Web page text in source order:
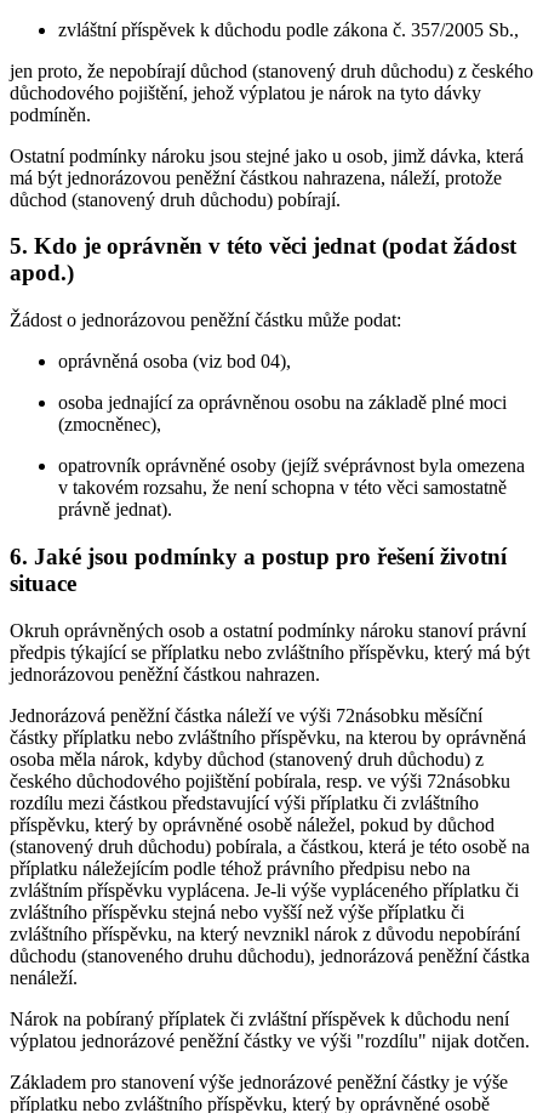
zvláštní příspěvek k důchodu podle zákona č. 357/2005 Sb.,
jen proto, že nepobírají důchod (stanovený druh důchodu) z českého
důchodového pojištění, jehož výplatou je nárok na tyto dávky
podmíněn.
Ostatní podmínky nároku jsou stejné jako u osob, jimž dávka, která
má být jednorázovou peněžní částkou nahrazena, náleží, protože
důchod (stanovený druh důchodu) pobírají.
5. Kdo je oprávněn v této věci jednat (podat žádost
apod.)
Žádost o jednorázovou peněžní částku může podat:
oprávněná osoba (viz bod 04),
osoba jednající za oprávněnou osobu na základě plné moci
(zmocněnec),
opatrovník oprávněné osoby (jejíž svéprávnost byla omezena
v takovém rozsahu, že není schopna v této věci samostatně
právně jednat).
6. Jaké jsou podmínky a postup pro řešení životní
situace
Okruh oprávněných osob a ostatní podmínky nároku stanoví právní
předpis týkající se příplatku nebo zvláštního příspěvku, který má být
jednorázovou peněžní částkou nahrazen.
Jednorázová peněžní částka náleží ve výši 72násobku měsíční
částky příplatku nebo zvláštního příspěvku, na kterou by oprávněná
osoba měla nárok, kdyby důchod (stanovený druh důchodu) z
českého důchodového pojištění pobírala, resp. ve výši 72násobku
rozdílu mezi částkou představující výši příplatku či zvláštního
příspěvku, který by oprávněné osobě náležel, pokud by důchod
(stanovený druh důchodu) pobírala, a částkou, která je této osobě na
příplatku náležejícím podle téhož právního předpisu nebo na
zvláštním příspěvku vyplácena. Je-li výše vypláceného příplatku či
zvláštního příspěvku stejná nebo vyšší než výše příplatku či
zvláštního příspěvku, na který nevznikl nárok z důvodu nepobírání
důchodu (stanoveného druhu důchodu), jednorázová peněžní částka
nenáleží.
Nárok na pobíraný příplatek či zvláštní příspěvek k důchodu není
výplatou jednorázové peněžní částky ve výši "rozdílu" nijak dotčen.
Základem pro stanovení výše jednorázové peněžní částky je výše
příplatku nebo zvláštního příspěvku, který by oprávněné osobě